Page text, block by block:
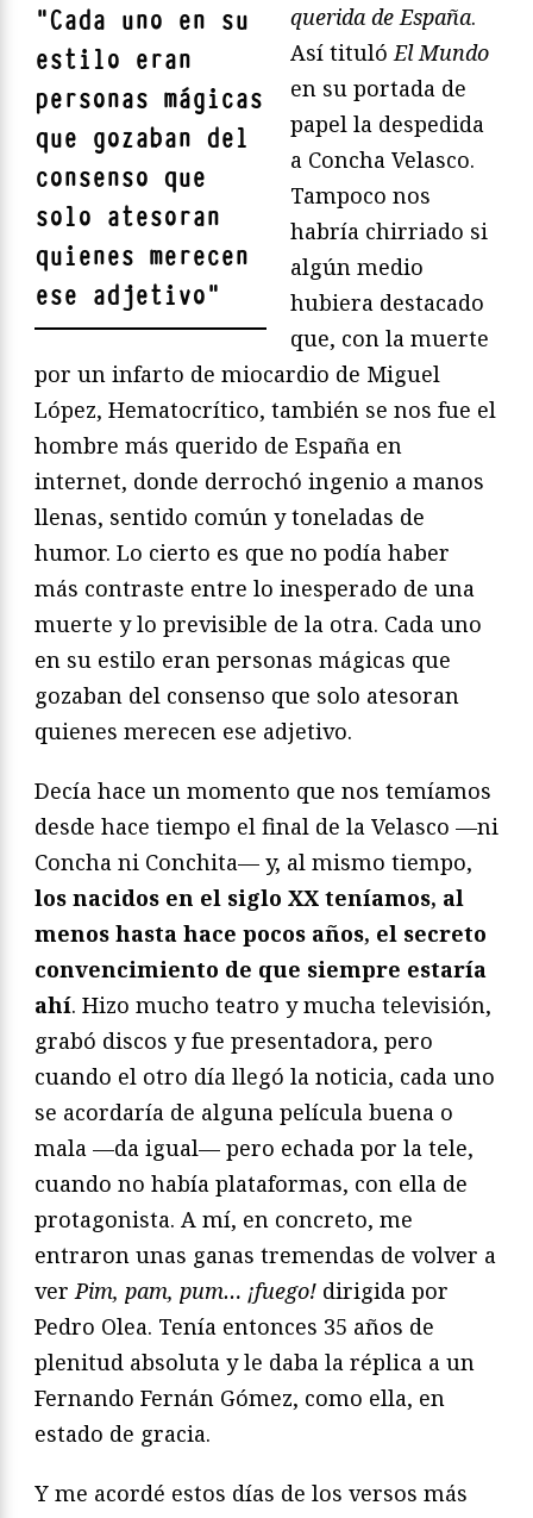
"Cada uno en su
estilo eran
personas mágicas
que gozaban del
consenso que
solo atesoran
quienes merecen
ese adjetivo"
querida de España.
Así tituló El Mundo
en su portada de
papel la despedida
a Concha Velasco.
Tampoco nos
habría chirriado si
algún medio
hubiera destacado
que, con la muerte
por un infarto de miocardio de Miguel
López, Hematocrítico, también se nos fue el
hombre más querido de España en
internet, donde derrochó ingenio a manos
llenas, sentido común y toneladas de
humor. Lo cierto es que no podía haber
más contraste entre lo inesperado de una
muerte y lo previsible de la otra. Cada uno
en su estilo eran personas mágicas que
gozaban del consenso que solo atesoran
quienes merecen ese adjetivo.
Decía hace un momento que nos temíamos
desde hace tiempo el final de la Velasco —ni
Concha ni Conchita— y, al mismo tiempo,
los nacidos en el siglo XX teníamos, al
menos hasta hace pocos años, el secreto
convencimiento de que siempre estaría
ahí. Hizo mucho teatro y mucha televisión,
grabó discos y fue presentadora, pero
cuando el otro día llegó la noticia, cada uno
se acordaría de alguna película buena o
mala —da igual— pero echada por la tele,
cuando no había plataformas, con ella de
protagonista. A mí, en concreto, me
entraron unas ganas tremendas de volver a
ver Pim, pam, pum… ¡fuego! dirigida por
Pedro Olea. Tenía entonces 35 años de
plenitud absoluta y le daba la réplica a un
Fernando Fernán Gómez, como ella, en
estado de gracia.
Y me acordé estos días de los versos más